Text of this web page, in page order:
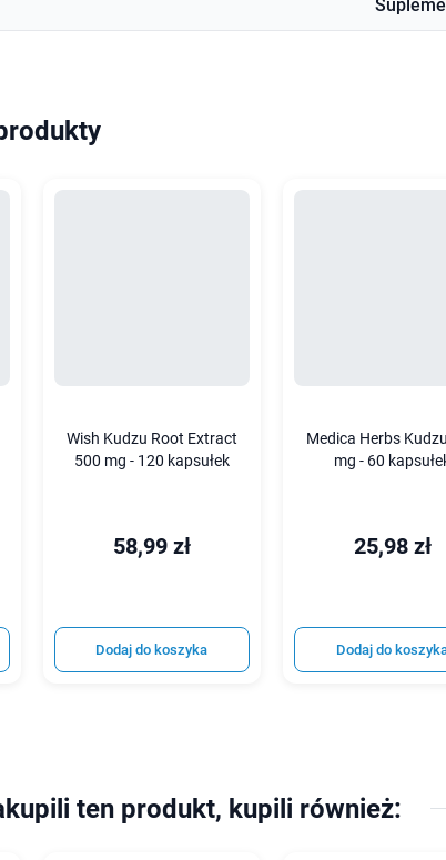
Wish Kudzu Root Extract
500 mg - 120 kapsułek
58,99 zł
Dodaj do koszyka
Medica Herbs
mg - 60
25,98 zł
Dodaj do
ten produkt, kupili również: